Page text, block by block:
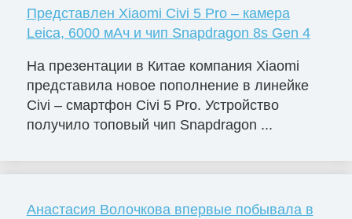
Представлен Xiaomi Civi 5 Pro – камера
Leica, 6000 мАч и чип Snapdragon 8s Gen 4
На презентации в Китае компания Xiaomi
представила новое пополнение в линейке
Civi – смартфон Civi 5 Pro. Устройство
получило топовый чип Snapdragon ...
Анастасия Волочкова впервые побывала в